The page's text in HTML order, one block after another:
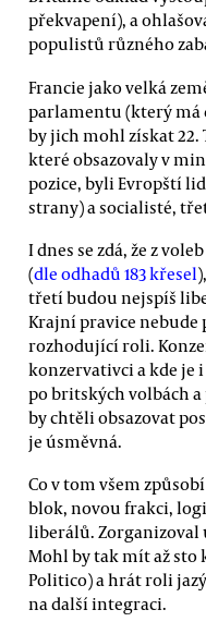
překvapení), a
populistů různého
Francie jako velká
parlamentu (který má
by jich mohl získat
které obsazovaly v
pozice, byli Evropští
strany) a socialisté,
I dnes se zdá, že z
(dle odhadů 183 křesel
třetí budou nejspíš
Krajní pravice nebude
rozhodující roli.
konzervativci a kde je
po britských volbách a
by chtěli obsazovat
je úsměvná.
Co v tom všem
blok, novou frakci,
liberálů. Zorganizoval
Mohl by tak mít až sto
Politico) a hrát roli
na další integraci.